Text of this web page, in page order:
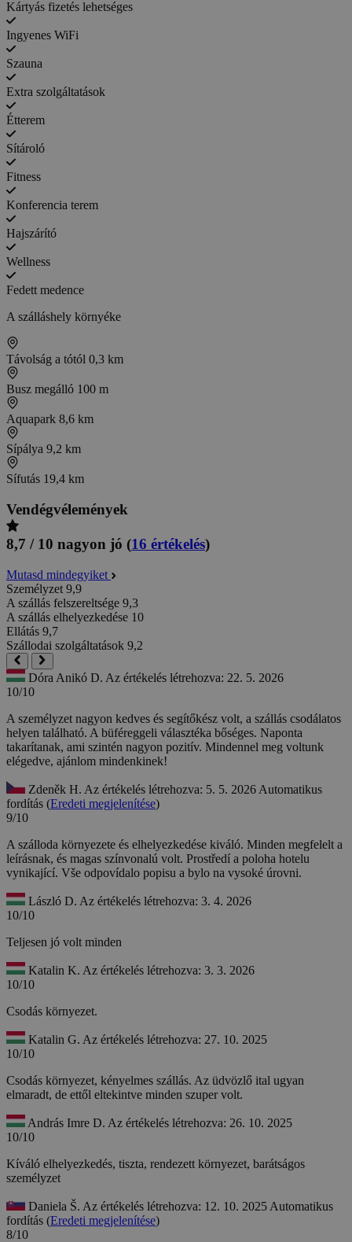
Kártyás fizetés lehetséges
Ingyenes WiFi
Szauna
Extra szolgáltatások
Étterem
Sítároló
Fitness
Konferencia terem
Hajszárító
Wellness
Fedett medence
A szálláshely környéke
Távolság a tótól 0,3 km
Busz megálló 100 m
Aquapark 8,6 km
Sípálya 9,2 km
Sífutás 19,4 km
Vendégvélemények
8,7 / 10 nagyon jó (16 értékelés)
Mutasd mindegyiket
Személyzet 9,9
A szállás felszereltsége 9,3
A szállás elhelyezkedése 10
Ellátás 9,7
Szállodai szolgáltatások 9,2
Dóra Anikó D. Az értékelés létrehozva: 22. 5. 2026
10/10
A személyzet nagyon kedves és segítőkész volt, a szállás csodálatos
helyen található. A büféreggeli választéka bőséges. Naponta
takarítanak, ami szintén nagyon pozitív. Mindennel meg voltunk
elégedve, ajánlom mindenkinek!
Zdeněk H. Az értékelés létrehozva: 5. 5. 2026 Automatikus
fordítás (Eredeti megjelenítése)
9/10
A szálloda környezete és elhelyezkedése kiváló. Minden megfelelt a
leírásnak, és magas színvonalú volt. Prostředí a poloha hotelu
vynikající. Vše odpovídalo popisu a bylo na vysoké úrovni.
László D. Az értékelés létrehozva: 3. 4. 2026
10/10
Teljesen jó volt minden
Katalin K. Az értékelés létrehozva: 3. 3. 2026
10/10
Csodás környezet.
Katalin G. Az értékelés létrehozva: 27. 10. 2025
10/10
Csodás környezet, kényelmes szállás. Az üdvözlő ital ugyan
elmaradt, de ettől eltekintve minden szuper volt.
András Imre D. Az értékelés létrehozva: 26. 10. 2025
10/10
Kíváló elhelyezkedés, tiszta, rendezett környezet, barátságos
személyzet
Daniela Š. Az értékelés létrehozva: 12. 10. 2025 Automatikus
fordítás (Eredeti megjelenítése)
8/10